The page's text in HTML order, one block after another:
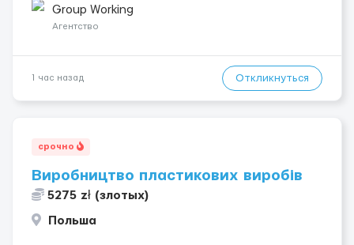
инструкций по безопасности. -Опыт управления различными
типами кранов (моб...
Group Working
Агентство
1 час назад Откликнуться
срочно
Виробництво пластикових виробів
5275 zł (злотых)
Польша